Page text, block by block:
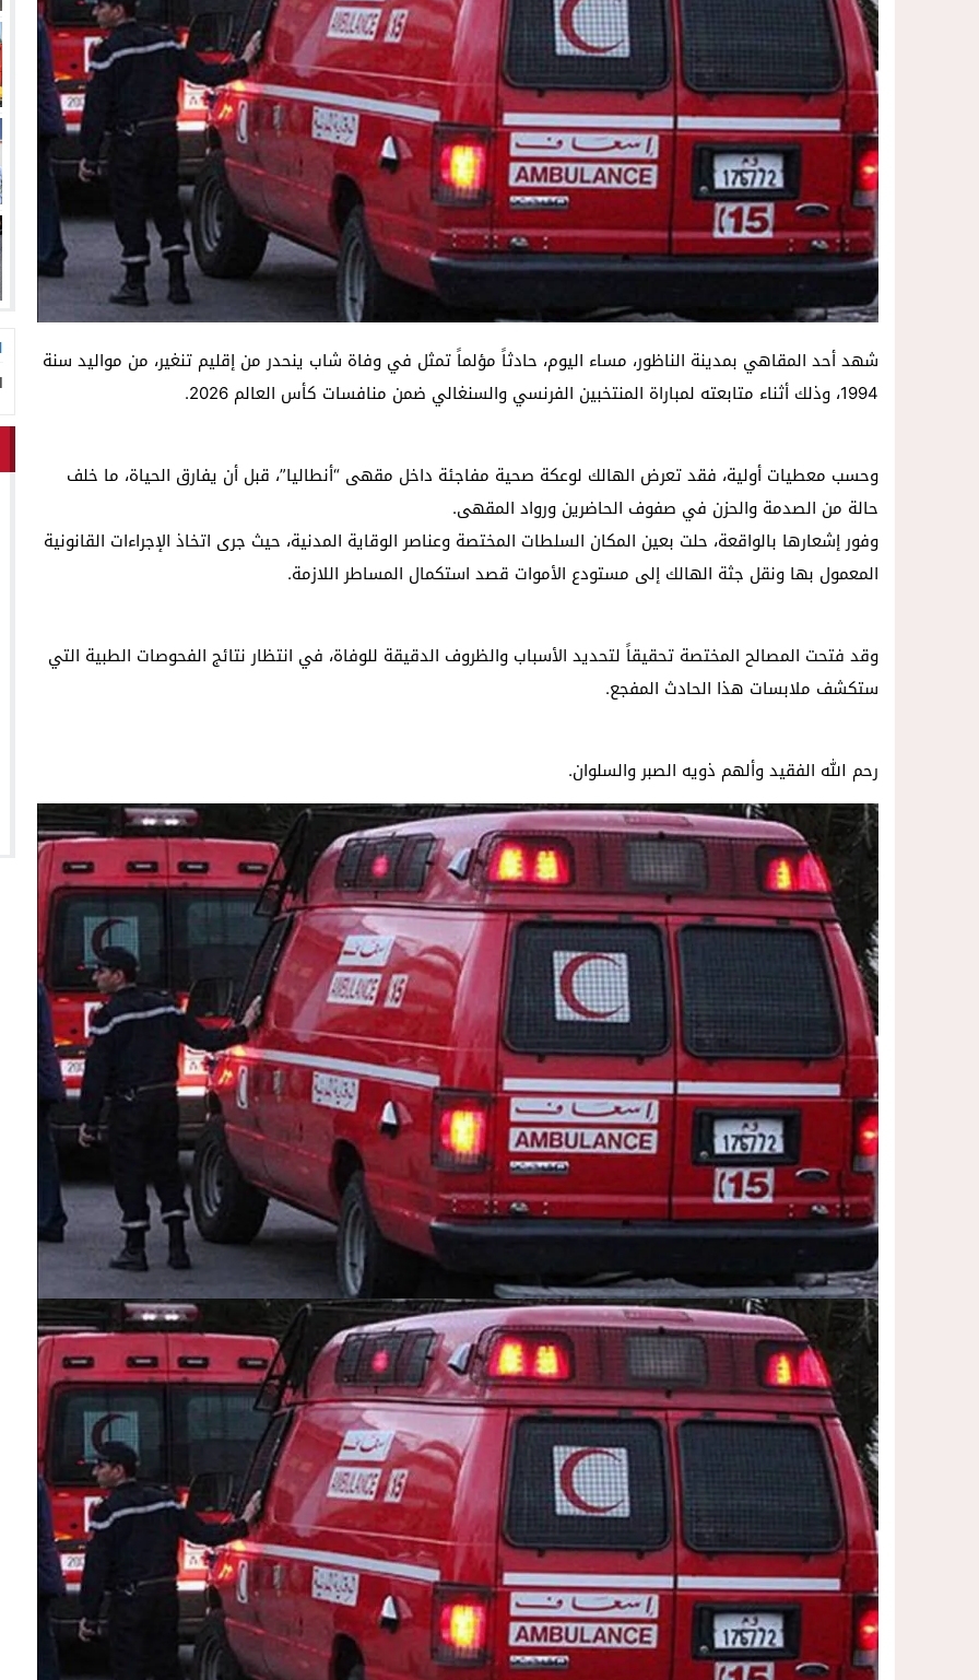
داخل المحكمة..زوجة تمزق أوراق الطلاق وتحتضن زوجها في لحظة أعادت الأمل 13:06 المغاربةةصف واحد لموجهة
شهد أحد المقاهي بمدينة الناظور، مساء اليوم، حادثاً مؤلماً تمثل في وفاة شاب ينحدر من إقليم تنغير، من مواليد سنة
1994، وذلك أثناء متابعته لمباراة المنتخبين الفرنسي والسنغالي ضمن منافسات كأس العالم 2026.
وحسب معطيات أولية، فقد تعرض الهالك لوعكة صحية مفاجئة داخل مقهى “أنطاليا”، قبل أن يفارق الحياة، ما خلف
حالة من الصدمة والحزن في صفوف الحاضرين ورواد المقهى.
وفور إشعارها بالواقعة، حلت بعين المكان السلطات المختصة وعناصر الوقاية المدنية، حيث جرى اتخاذ الإجراءات القانونية
المعمول بها ونقل جثة الهالك إلى مستودع الأموات قصد استكمال المساطر اللازمة.
وقد فتحت المصالح المختصة تحقيقاً لتحديد الأسباب والظروف الدقيقة للوفاة، في انتظار نتائج الفحوصات الطبية التي
ستكشف ملابسات هذا الحادث المفجع.
رحم الله الفقيد وألهم ذويه الصبر والسلوان.